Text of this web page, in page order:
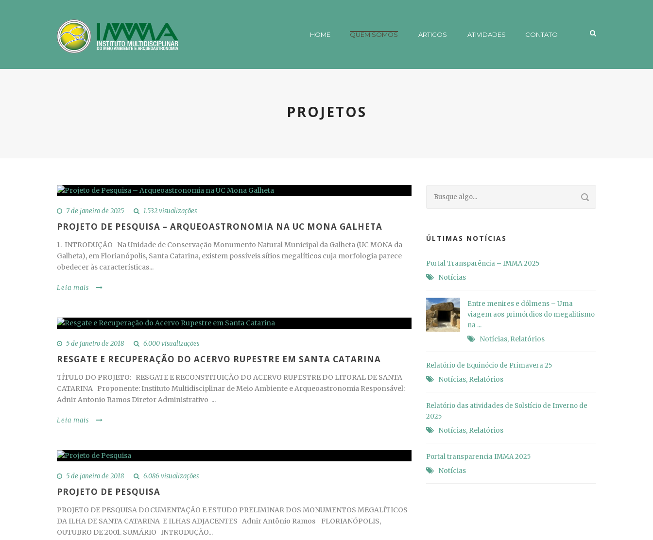
HOME QUEM SOMOS ARTIGOS ATIVIDADES CONTATO
PROJETOS
7 de janeiro de 2025 1.532 visualizações
PROJETO DE PESQUISA – ARQUEOASTRONOMIA NA UC MONA GALHETA
1. INTRODUÇÃO Na Unidade de Conservação Monumento Natural Municipal da Galheta (UC MONA da
Galheta), em Florianópolis, Santa Catarina, existem possíveis sítios megalíticos cuja morfologia parece
obedecer às características...
Leia mais
5 de janeiro de 2018 6.000 visualizações
RESGATE E RECUPERAÇÃO DO ACERVO RUPESTRE EM SANTA CATARINA
TÍTULO DO PROJETO: RESGATE E RECONSTITUIÇÃO DO ACERVO RUPESTRE DO LITORAL DE SANTA
CATARINA Proponente: Instituto Multidisciplinar de Meio Ambiente e Arqueoastronomia Responsável:
Adnir Antonio Ramos Diretor Administrativo ...
Leia mais
5 de janeiro de 2018 6.086 visualizações
PROJETO DE PESQUISA
PROJETO DE PESQUISA DOCUMENTAÇÃO E ESTUDO PRELIMINAR DOS MONUMENTOS MEGALÍTICOS
DA ILHA DE SANTA CATARINA E ILHAS ADJACENTES Adnir Antônio Ramos FLORIANÓPOLIS,
OUTUBRO DE 2001. SUMÁRIO INTRODUÇÃO...
ÚLTIMAS NOTÍCIAS
Portal Transparência – IMMA 2025
Notícias
Entre menires e dólmens – Uma
viagem aos primórdios do megalitismo
na ...
Notícias, Relatórios
Relatório de Equinócio de Primavera 25
Notícias, Relatórios
Relatório das atividades de Solstício de Inverno de
2025
Notícias, Relatórios
Portal transparencia IMMA 2025
Notícias